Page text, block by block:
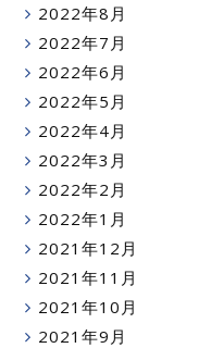
2022年8月
2022年7月
2022年6月
2022年5月
2022年4月
2022年3月
2022年2月
2022年1月
2021年12月
2021年11月
2021年10月
2021年9月